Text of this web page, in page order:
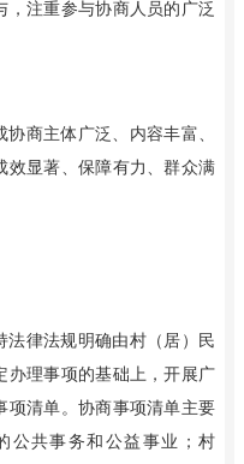
，注重参与协商人员的广泛
商主体广泛、内容丰富、
效显著、保障有力、群众满
法律法规明确由村（居）民
办理事项的基础上，开展广
项清单。协商事项清单主要
公共事务和公益事业；村